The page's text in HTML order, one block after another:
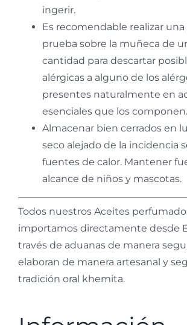
ingerir.
Es recomendable realizar
prueba sobre la muñeca de
cantidad para descartar
alérgicas a alguno de los
presentes naturalmente en
esenciales que los componen.
Almacenar bien cerrados en
seco alejado de la incidencia
fuentes de calor. Mantener
alcance de niños y mascotas.
Todos nuestros Aceites
importamos directamente desde
través de aduanas de manera
elaboran de manera artesanal y
tradición oral khemita.